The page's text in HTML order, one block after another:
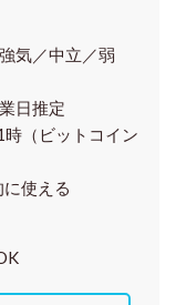
気／中立／弱
日推定
（ビットコイン
使える